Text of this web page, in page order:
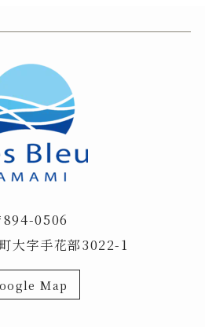
894-0506
大字手花部3022-1
Map